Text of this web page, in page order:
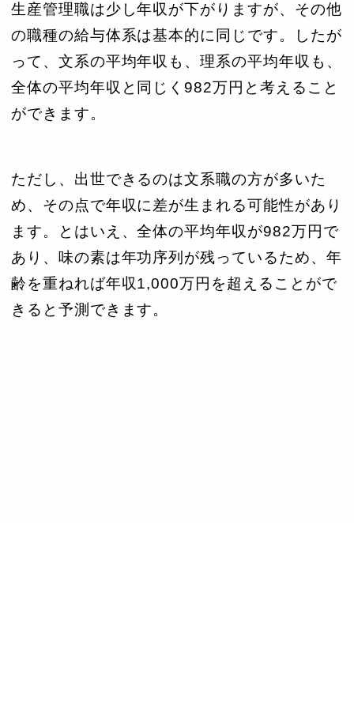
生産管理職は少し年収が下がりますが、その他
の職種の給与体系は基本的に同じです。したが
って、文系の平均年収も、理系の平均年収も、
全体の平均年収と同じく982万円と考えること
ができます。
ただし、出世できるのは文系職の方が多いた
め、その点で年収に差が生まれる可能性があり
ます。とはいえ、全体の平均年収が982万円で
あり、味の素は年功序列が残っているため、年
齢を重ねれば年収1,000万円を超えることがで
きると予測できます。